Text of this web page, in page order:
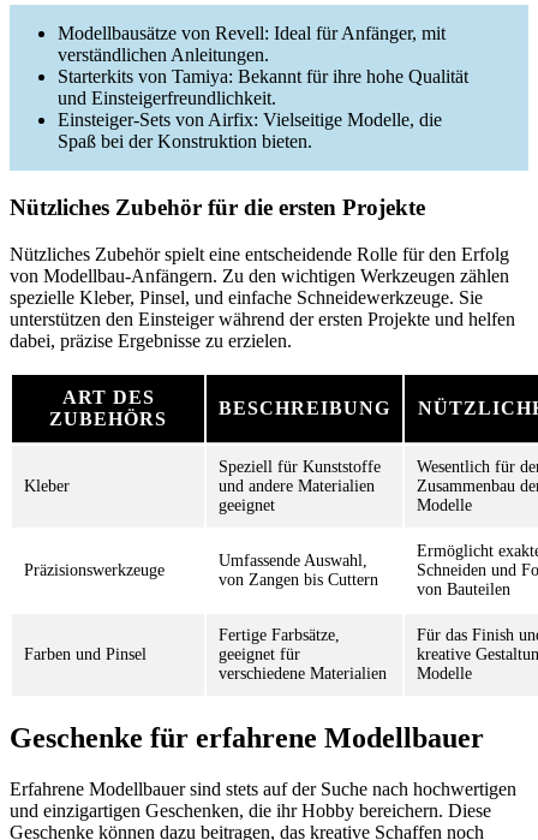
Modellbausätze von Revell: Ideal für Anfänger, mit
verständlichen Anleitungen.
Starterkits von Tamiya: Bekannt für ihre hohe Qualität
und Einsteigerfreundlichkeit.
Einsteiger-Sets von Airfix: Vielseitige Modelle, die
Spaß bei der Konstruktion bieten.
Nützliches Zubehör für die ersten Projekte
Nützliches Zubehör spielt eine entscheidende Rolle für den Erfolg
von Modellbau-Anfängern. Zu den wichtigen Werkzeugen zählen
spezielle Kleber, Pinsel, und einfache Schneidewerkzeuge. Sie
unterstützen den Einsteiger während der ersten Projekte und helfen
dabei, präzise Ergebnisse zu erzielen.
ART DES
ZUBEHÖRS
BESCHREIBUNG
Kleber
Speziell für Kunststoffe
und andere Materialien
geeignet
Wesentlich für
Zusammenbau
Modelle
Präzisionswerkzeuge
Umfassende Auswahl,
von Zangen bis Cuttern
Ermöglicht
Schneiden und
von Bauteilen
Farben und Pinsel
Fertige Farbsätze,
geeignet für
verschiedene Materialien
Für das Finish
kreative
Modelle
Geschenke für erfahrene Modellbauer
Erfahrene Modellbauer sind stets auf der Suche nach hochwertigen
und einzigartigen Geschenken, die ihr Hobby bereichern. Diese
Geschenke können dazu beitragen, das kreative Schaffen noch